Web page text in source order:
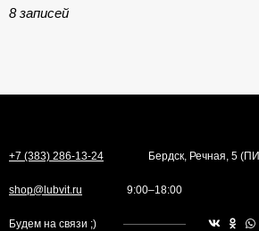
8 записей
+7 (383) 286-13-24 Бердск, Речная, 5
shop@lubvit.ru 9:00–18:00
Будем на связи ;)